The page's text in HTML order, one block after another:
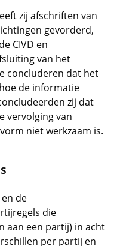
zij afschriften van
gevorderd,
CIVD en
van het
concluderen dat het
de informatie
zij dat
vervolging van
niet werkzaam is.
de
die
aan een partij) in acht
per partij en